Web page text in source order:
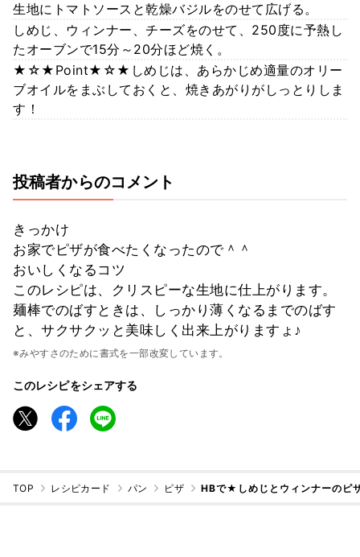
生地にトマトソースと乾燥バジルをのせて広げる。
しめじ、ウィンナー、チーズをのせて、250度に予熱し
たオーブンで15分～20分ほど焼く。
★☆★Point★☆★しめじは、あらかじめ適量のオリー
ブオイルをまぶしておくと、焼きあがりがしっとりしま
す！
投稿者からのコメント
きっかけ
お家でピザが食べたくなったので＾＾
おいしくなるコツ
このレシピは、クリスピーな生地に仕上がります。
麺棒でのばすときは、しっかり薄くなるまでのばす
と、サクサクッと美味しく出来上がりますょ♪
※みやすさのために書式を一部改変しています。
このレシピをシェアする
TOP レシピカード パン ピザ HBで★しめじとウィンナーのピ